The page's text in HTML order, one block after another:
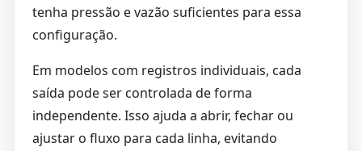
tenha pressão e vazão suficientes para essa
configuração.
Em modelos com registros individuais, cada
saída pode ser controlada de forma
independente. Isso ajuda a abrir, fechar ou
ajustar o fluxo para cada linha, evitando